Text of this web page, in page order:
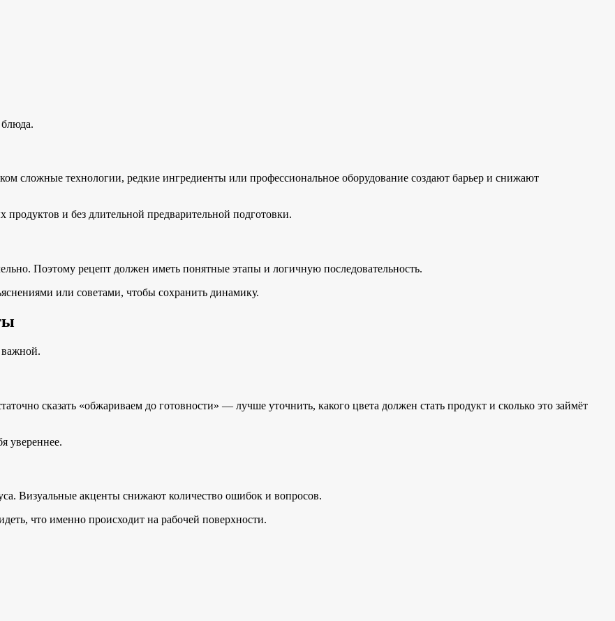
сложные технологии, редкие ингредиенты или профессиональное оборудование создают барьер и снижают
и без длительной предварительной подготовки.
Поэтому рецепт должен иметь понятные этапы и логичную последовательность.
или советами, чтобы сохранить динамику.
важной.
сказать «обжариваем до готовности» — лучше уточнить, какого цвета должен стать продукт и сколько это займёт
увереннее.
Визуальные акценты снижают количество ошибок и вопросов.
что именно происходит на рабочей поверхности.